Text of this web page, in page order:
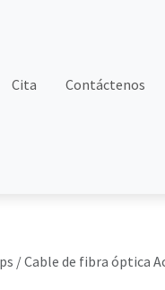
Cita Contáctenos
/ Cable de fibra